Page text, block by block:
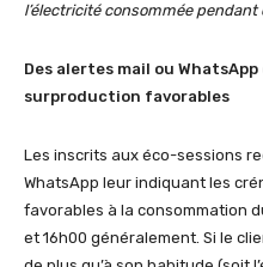
l’électricité consommée
Des alertes mail ou
surproduction favorables
Les inscrits aux éco-sessions
WhatsApp leur indiquant les
favorables à la consommation
et 16h00 généralement. Si le